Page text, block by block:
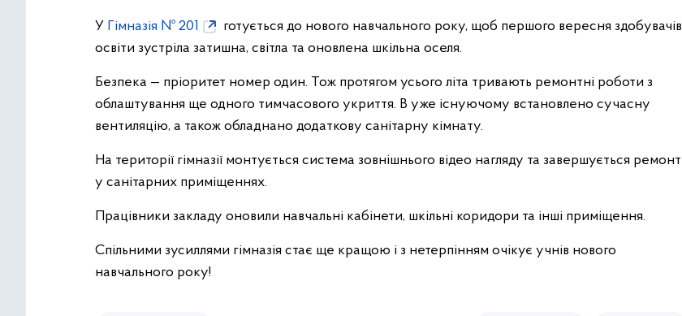
У Гімназія № 201
готується до нового навчального року, щоб першого вересня здобувачів
освіти зустріла затишна, світла та оновлена шкільна оселя.
Безпека — пріоритет номер один. Тож протягом усього літа тривають ремонтні роботи з
облаштування ще одного тимчасового укриття. В уже існуючому встановлено сучасну
вентиляцію, а також обладнано додаткову санітарну кімнату.
На території гімназії монтується система зовнішнього відео нагляду та завершується ремонт
у санітарних приміщеннях.
Працівники закладу оновили навчальні кабінети, шкільні коридори та інші приміщення.
Спільними зусиллями гімназія стає ще кращою і з нетерпінням очікує учнів нового
навчального року!